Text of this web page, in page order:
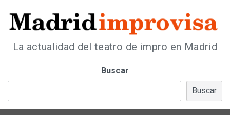
La actualidad del teatro de impro en Madrid
Buscar
Buscar